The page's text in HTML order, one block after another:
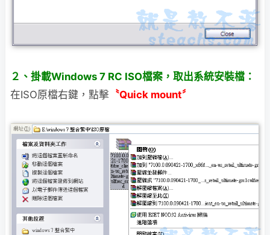
２、掛載Windows 7 RC ISO檔案，取出系統安裝檔：
在ISO原檔右鍵，點擊 〝Quick mount〞